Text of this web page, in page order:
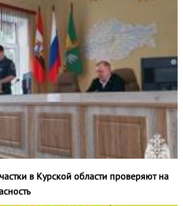
в Курской области проверяют на